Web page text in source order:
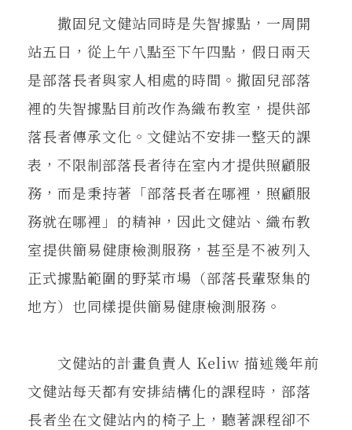
撒固兒文健站同時是失智據點，一周開
站五日，從上午八點至下午四點，假日兩天
是部落長者與家人相處的時間。撒固兒部落
裡的失智據點目前改作為織布教室，提供部
落長者傳承文化。文健站不安排一整天的課
表，不限制部落長者待在室內才提供照顧服
務，而是秉持著「部落長者在哪裡，照顧服
務就在哪裡」的精神，因此文健站、織布教
室提供簡易健康檢測服務，甚至是不被列入
正式據點範圍的野菜市場（部落長輩聚集的
地方）也同樣提供簡易健康檢測服務。
文健站的計畫負責人 Keliw 描述幾年前
文健站每天都有安排結構化的課程時，部落
長者坐在文健站內的椅子上，聽著課程卻不